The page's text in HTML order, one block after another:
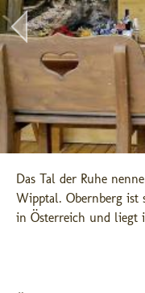
Das Tal der Ruhe
Wipptal. Obernberg ist
in Österreich und liegt